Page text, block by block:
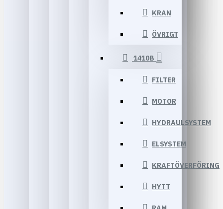
KRAN
ÖVRIGT
1410B
FILTER
MOTOR
HYDRAULSYSTEM
ELSYSTEM
KRAFTÖVERFÖRING
HYTT